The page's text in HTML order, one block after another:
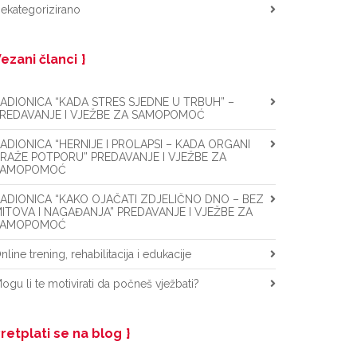
članci
“KADA STRES SJEDNE U TRBUH” –
I VJEŽBE ZA SAMOPOMOĆ
“HERNIJE I PROLAPSI – KADA ORGANI
POTPORU” PREDAVANJE I VJEŽBE ZA
“KAKO OJAČATI ZDJELIČNO DNO – BEZ
I NAGAĐANJA” PREDAVANJE I VJEŽBE ZA
trening, rehabilitacija i edukacije
li te motivirati da počneš vježbati?
se na blog